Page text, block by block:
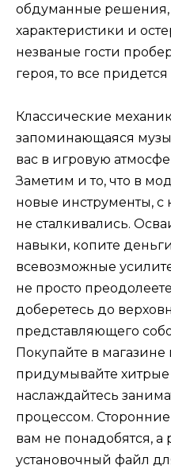
обдуманные
характеристики и
незваные гости
героя, то все
Классические
запоминающаяся
вас в игровую
Заметим и то, что в
новые инструменты,
не сталкивались.
навыки, копите
всевозможные
не просто
доберетесь до
представляющего
Покупайте в
придумывайте хитрые
наслаждайтесь
процессом.
вам не понадобятся,
установочный файл